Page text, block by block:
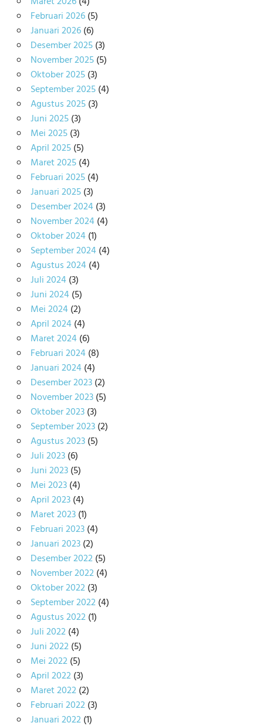
Februari 2026(5)
Januari 2026(6)
Desember 2025(3)
November 2025(5)
Oktober 2025(3)
September 2025(4)
Agustus 2025(3)
Juni 2025(3)
Mei 2025(3)
April 2025(5)
Maret 2025(4)
Februari 2025(4)
Januari 2025(3)
Desember 2024(3)
November 2024(4)
Oktober 2024(1)
September 2024(4)
Agustus 2024(4)
Juli 2024(3)
Juni 2024(5)
Mei 2024(2)
April 2024(4)
Maret 2024(6)
Februari 2024(8)
Januari 2024(4)
Desember 2023(2)
November 2023(5)
Oktober 2023(3)
September 2023(2)
Agustus 2023(5)
Juli 2023(6)
Juni 2023(5)
Mei 2023(4)
April 2023(4)
Maret 2023(1)
Februari 2023(4)
Januari 2023(2)
Desember 2022(5)
November 2022(4)
Oktober 2022(3)
September 2022(4)
Agustus 2022(1)
Juli 2022(4)
Juni 2022(5)
Mei 2022(5)
April 2022(3)
Maret 2022(2)
Februari 2022(3)
Januari 2022(1)